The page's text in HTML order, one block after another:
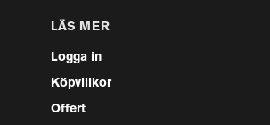
LÄS MER
Logga in
Köpvillkor
Offert